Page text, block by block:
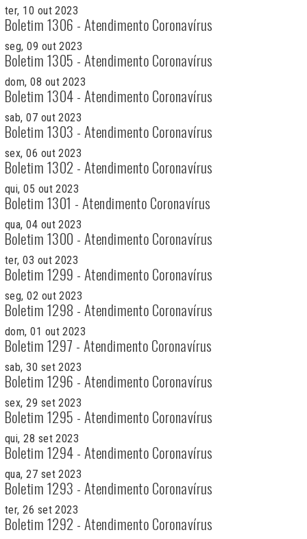
ter, 10 out 2023
Boletim 1306 - Atendimento Coronavírus
seg, 09 out 2023
Boletim 1305 - Atendimento Coronavírus
dom, 08 out 2023
Boletim 1304 - Atendimento Coronavírus
sab, 07 out 2023
Boletim 1303 - Atendimento Coronavírus
sex, 06 out 2023
Boletim 1302 - Atendimento Coronavírus
qui, 05 out 2023
Boletim 1301 - Atendimento Coronavírus
qua, 04 out 2023
Boletim 1300 - Atendimento Coronavírus
ter, 03 out 2023
Boletim 1299 - Atendimento Coronavírus
seg, 02 out 2023
Boletim 1298 - Atendimento Coronavírus
dom, 01 out 2023
Boletim 1297 - Atendimento Coronavírus
sab, 30 set 2023
Boletim 1296 - Atendimento Coronavírus
sex, 29 set 2023
Boletim 1295 - Atendimento Coronavírus
qui, 28 set 2023
Boletim 1294 - Atendimento Coronavírus
qua, 27 set 2023
Boletim 1293 - Atendimento Coronavírus
ter, 26 set 2023
Boletim 1292 - Atendimento Coronavírus